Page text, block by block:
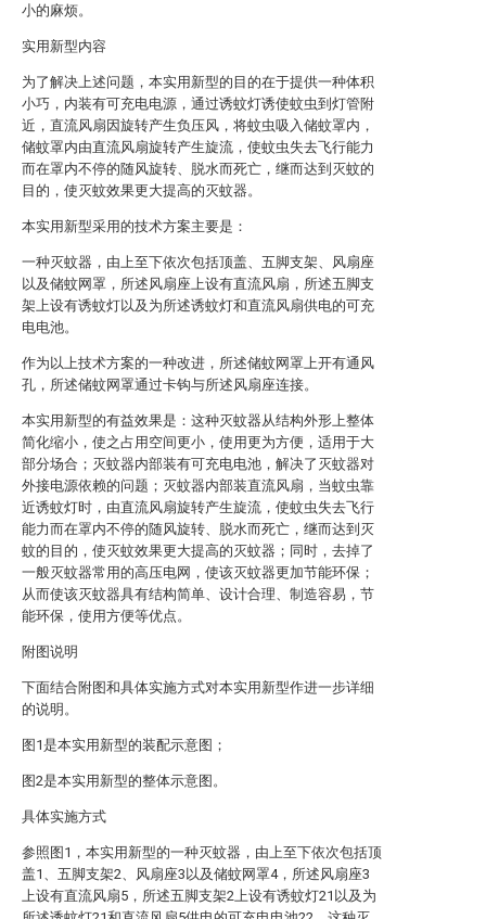
小的麻烦。
实用新型内容
为了解决上述问题，本实用新型的目的在于提供一种体积
小巧，内装有可充电电源，通过诱蚊灯诱使蚊虫到灯管附
近，直流风扇因旋转产生负压风，将蚊虫吸入储蚊罩内，
储蚊罩内由直流风扇旋转产生旋流，使蚊虫失去飞行能力
而在罩内不停的随风旋转、脱水而死亡，继而达到灭蚊的
目的，使灭蚊效果更大提高的灭蚊器。
本实用新型采用的技术方案主要是：
一种灭蚊器，由上至下依次包括顶盖、五脚支架、风扇座
以及储蚊网罩，所述风扇座上设有直流风扇，所述五脚支
架上设有诱蚊灯以及为所述诱蚊灯和直流风扇供电的可充
电电池。
作为以上技术方案的一种改进，所述储蚊网罩上开有通风
孔，所述储蚊网罩通过卡钩与所述风扇座连接。
本实用新型的有益效果是：这种灭蚊器从结构外形上整体
简化缩小，使之占用空间更小，使用更为方便，适用于大
部分场合；灭蚊器内部装有可充电电池，解决了灭蚊器对
外接电源依赖的问题；灭蚊器内部装直流风扇，当蚊虫靠
近诱蚊灯时，由直流风扇旋转产生旋流，使蚊虫失去飞行
能力而在罩内不停的随风旋转、脱水而死亡，继而达到灭
蚊的目的，使灭蚊效果更大提高的灭蚊器；同时，去掉了
一般灭蚊器常用的高压电网，使该灭蚊器更加节能环保；
从而使该灭蚊器具有结构简单、设计合理、制造容易，节
能环保，使用方便等优点。
附图说明
下面结合附图和具体实施方式对本实用新型作进一步详细
的说明。
图1是本实用新型的装配示意图；
图2是本实用新型的整体示意图。
具体实施方式
参照图1，本实用新型的一种灭蚊器，由上至下依次包括顶
盖1、五脚支架2、风扇座3以及储蚊网罩4，所述风扇座3
上设有直流风扇5，所述五脚支架2上设有诱蚊灯21以及为